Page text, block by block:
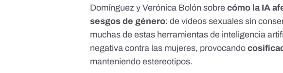
Domínguez y Verónica Bolón sobre cómo la IA
sesgos de género: de vídeos sexuales sin
muchas de estas herramientas de inteligencia
negativa contra las mujeres, provocando
manteniendo estereotipos.